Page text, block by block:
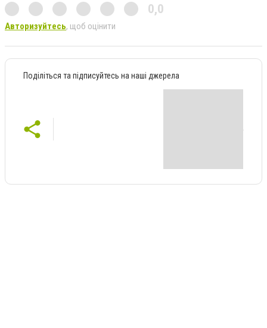
0,0
Авторизуйтесь, щоб оцінити
Поділіться та підписуйтесь на наші джерела